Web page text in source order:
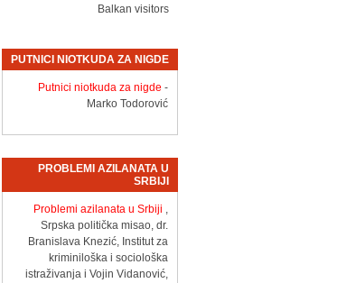
Balkan visitors
PUTNICI NIOTKUDA ZA NIGDE
Putnici niotkuda za nigde -
Marko Todorović
PROBLEMI AZILANATA U
SRBIJI
Problemi azilanata u Srbiji ,
Srpska politička misao, dr.
Branislava Knezić, Institut za
kriminiloška i sociološka
istraživanja i Vojin Vidanović,